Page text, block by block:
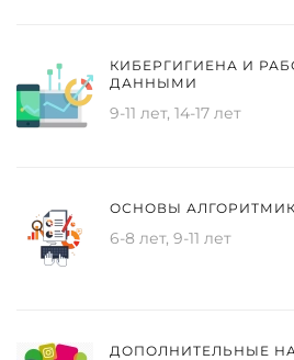
КИБЕРГИГИЕНА И
ДАННЫМИ
9-11 лет, 14-17 лет
ОСНОВЫ
6-8 лет, 9-11 лет
ДОПОЛНИТЕЛЬНЫЕ